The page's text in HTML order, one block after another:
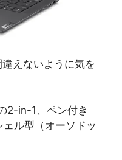
えないように気を
2-in-1、ペン付き
ル型（オーソドッ